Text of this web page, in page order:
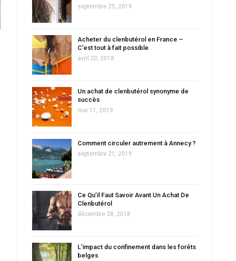
septembre 25, 2019
Acheter du clenbutérol en France –
C’est tout à fait possible
avril 20, 2018
Un achat de clenbutérol synonyme de
succès
mai 11, 2019
Comment circuler autrement à Annecy ?
septembre 21, 2019
Ce Qu’il Faut Savoir Avant Un Achat De
Clenbutérol
décembre 28, 2018
L’impact du confinement dans les forêts
belges